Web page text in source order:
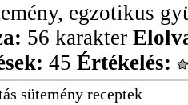
egzotikus
56 karakter
45 Értékelés:
sütemény receptek